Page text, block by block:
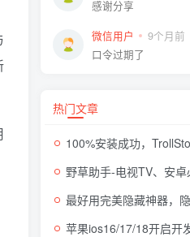
感谢分享
微信用户 9个月前
口令过期了
热门文章
100%安装成功，TrollStore巨魔商店
野草助手-电视TV、安卓必装
最好用完美隐藏神器，隐藏app、照片视频，自
苹果ios16/17/18开启开发者模式教程